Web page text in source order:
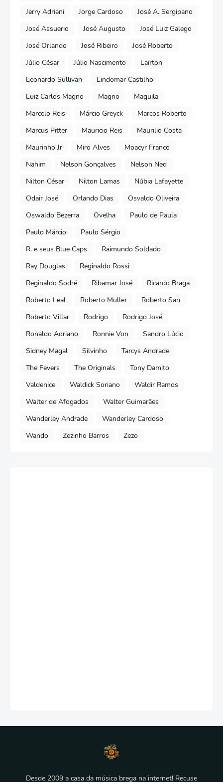
Jerry Adriani
Jorge Cardoso
José A. Sergipano
José Assuerio
José Augusto
José Luiz Galego
José Orlando
José Ribeiro
José Roberto
Júlio César
Júlio Nascimento
Lairton
Leonardo Sullivan
Lindomar Castilho
Luiz Carlos Magno
Magno
Maguila
Marcelo Reis
Márcio Greyck
Marcos Roberto
Marcus Pitter
Mauricio Reis
Maurilio Costa
Maurinho Jr
Miro Alves
Moacyr Franco
Nahim
Nelson Gonçalves
Nelson Ned
Nilton César
Nilton Lamas
Núbia Lafayette
Odair José
Orlando Dias
Osvaldo Oliveira
Oswaldo Bezerra
Ovelha
Paulo de Paula
Paulo Márcio
Paulo Sérgio
R. e seus Blue Caps
Raimundo Soldado
Ray Douglas
Reginaldo Rossi
Reginaldo Sodré
Ribamar José
Ricardo Braga
Roberto Leal
Roberto Muller
Roberto San
Roberto Villar
Rodrigo
Rodrigo José
Ronaldo Adriano
Ronnie Von
Sandro Lúcio
Sidney Magal
Silvinho
Tarcys Andrade
The Fevers
The Originals
Tony Damito
Valdenice
Waldick Soriano
Waldir Ramos
Walter de Afogados
Walter Guimarães
Wanderley Andrade
Wanderley Cardoso
Wando
Zezinho Barros Zezo
Desde 2009 a casa da música brega na internet! Recuse